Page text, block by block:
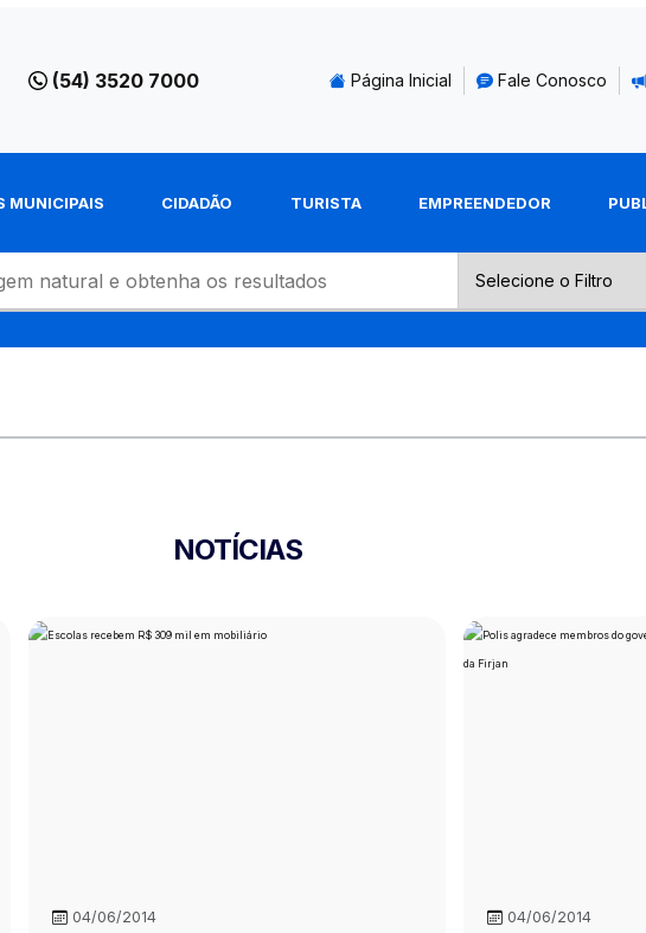
(54) 3520 7000 Página Inicial Fale Conosco
MUNICIPAIS CIDADÃO TURISTA EMPREENDEDOR
NOTÍCIAS
04/06/2014 04/06/2014